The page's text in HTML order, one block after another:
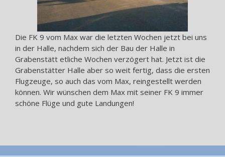
Die FK 9 vom Max war die letzten Wochen jetzt bei uns
in der Halle, nachdem sich der Bau der Halle in
Grabenstätt etliche Wochen verzögert hat. Jetzt ist die
Grabenstätter Halle aber so weit fertig, dass die ersten
Flugzeuge, so auch das vom Max, reingestellt werden
können. Wir wünschen dem Max mit seiner FK 9 immer
schöne Flüge und gute Landungen!